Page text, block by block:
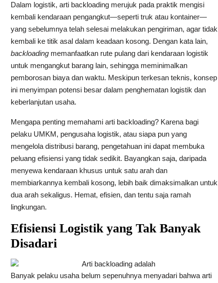
Dalam logistik, arti backloading merujuk pada praktik mengisi
kembali kendaraan pengangkut—seperti truk atau kontainer—
yang sebelumnya telah selesai melakukan pengiriman, agar tidak
kembali ke titik asal dalam keadaan kosong. Dengan kata lain,
backloadingmemanfaatkan rute pulang dari kendaraan logistik
untuk mengangkut barang lain, sehingga meminimalkan
pemborosan biaya dan waktu. Meskipun terkesan teknis, konsep
ini menyimpan potensi besar dalam penghematan logistik dan
keberlanjutan usaha.
Mengapa penting memahami arti backloading? Karena bagi
pelaku UMKM, pengusaha logistik, atau siapa pun yang
mengelola distribusi barang, pengetahuan ini dapat membuka
peluang efisiensi yang tidak sedikit. Bayangkan saja, daripada
menyewa kendaraan khusus untuk satu arah dan
membiarkannya kembali kosong, lebih baik dimaksimalkan untuk
dua arah sekaligus. Hemat, efisien, dan tentu saja ramah
lingkungan.
Efisiensi Logistik yang Tak Banyak
Disadari
Banyak pelaku usaha belum sepenuhnya menyadari bahwa arti